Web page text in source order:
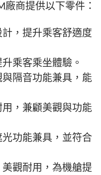
商提供以下零件：
計，提升乘客舒適度
乘客乘坐體驗。
與隔音功能兼具，能
用，兼顧美觀與功能
光功能兼具，並符合
美觀耐用，為機艙提